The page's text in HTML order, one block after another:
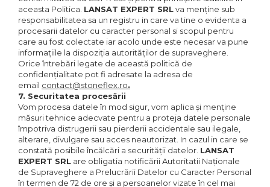
aceasta Politica. LANSAT EXPERT SRLva menține sub
responsabilitatea sa un registru in care va tine o evidenta a
procesarii datelor cu caracter personal si scopul pentru
care au fost colectate iar acolo unde este necesar va pune
informațiile la dispoziția autorităților de supraveghere.
Orice întrebări legate de această politică de
confidențialitate pot fi adresate la adresa de
email contact@stoneflex.ro.
7. Securitatea procesării
Vom procesa datele în mod sigur, vom aplica și menține
măsuri tehnice adecvate pentru a proteja datele personale
împotriva distrugerii sau pierderii accidentale sau ilegale,
alterare, divulgare sau acces neautorizat. In cazul in care se
constată posibile încălcări a securităţii datelor. LANSAT
EXPERT SRL are obligatia notificării Autoritatii Naţionale
de Supraveghere a Prelucrării Datelor cu Caracter Personal
în termen de 72 de ore și a persoanelor vizate în cel mai